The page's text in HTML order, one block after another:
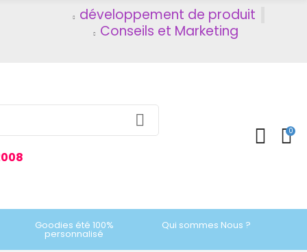
développement de produit
Conseils et Marketing
0
Goodies été 100%
personnalisé
Qui sommes Nous ?